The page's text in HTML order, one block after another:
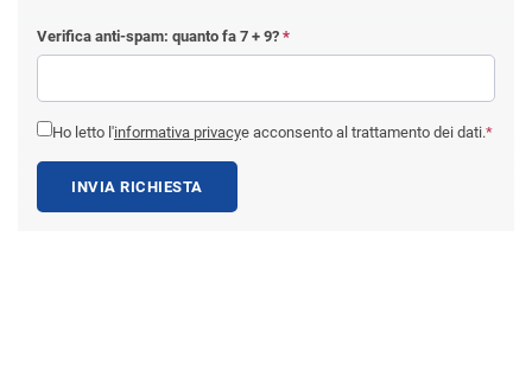
Verifica anti-spam: quanto fa 7 + 9? *
Ho letto l'informativa privacye acconsento al trattamento dei dati.*
INVIA RICHIESTA